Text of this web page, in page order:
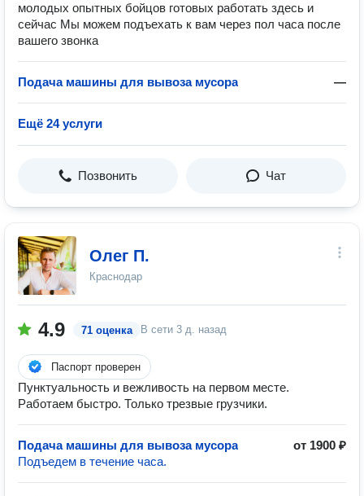
молодых опытных бойцов готовых работать здесь и
сейчас Мы можем подъехать к вам через пол часа после
вашего звонка
Подача машины для вывоза мусора —
Ещё 24 услуги
Позвонить Чат
Олег П.
Краснодар
4.9 71 оценка В сети 3 д. назад
Паспорт проверен
Пунктуальность и вежливость на первом месте.
Работаем быстро. Только трезвые грузчики.
Подача машины для вывоза мусора
от 1900 ₽
Подъедем в течение часа.